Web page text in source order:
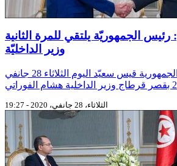
الجمهوريّة يلتقي للمرة الثانية
وزير الداخليّة
زووم- استقبل رئيس الجمهورية قيس سعيّد اليوم الثلاثاء 28 جانفي
الثلاثاء، 28 جانفي، 2020 - 19:27